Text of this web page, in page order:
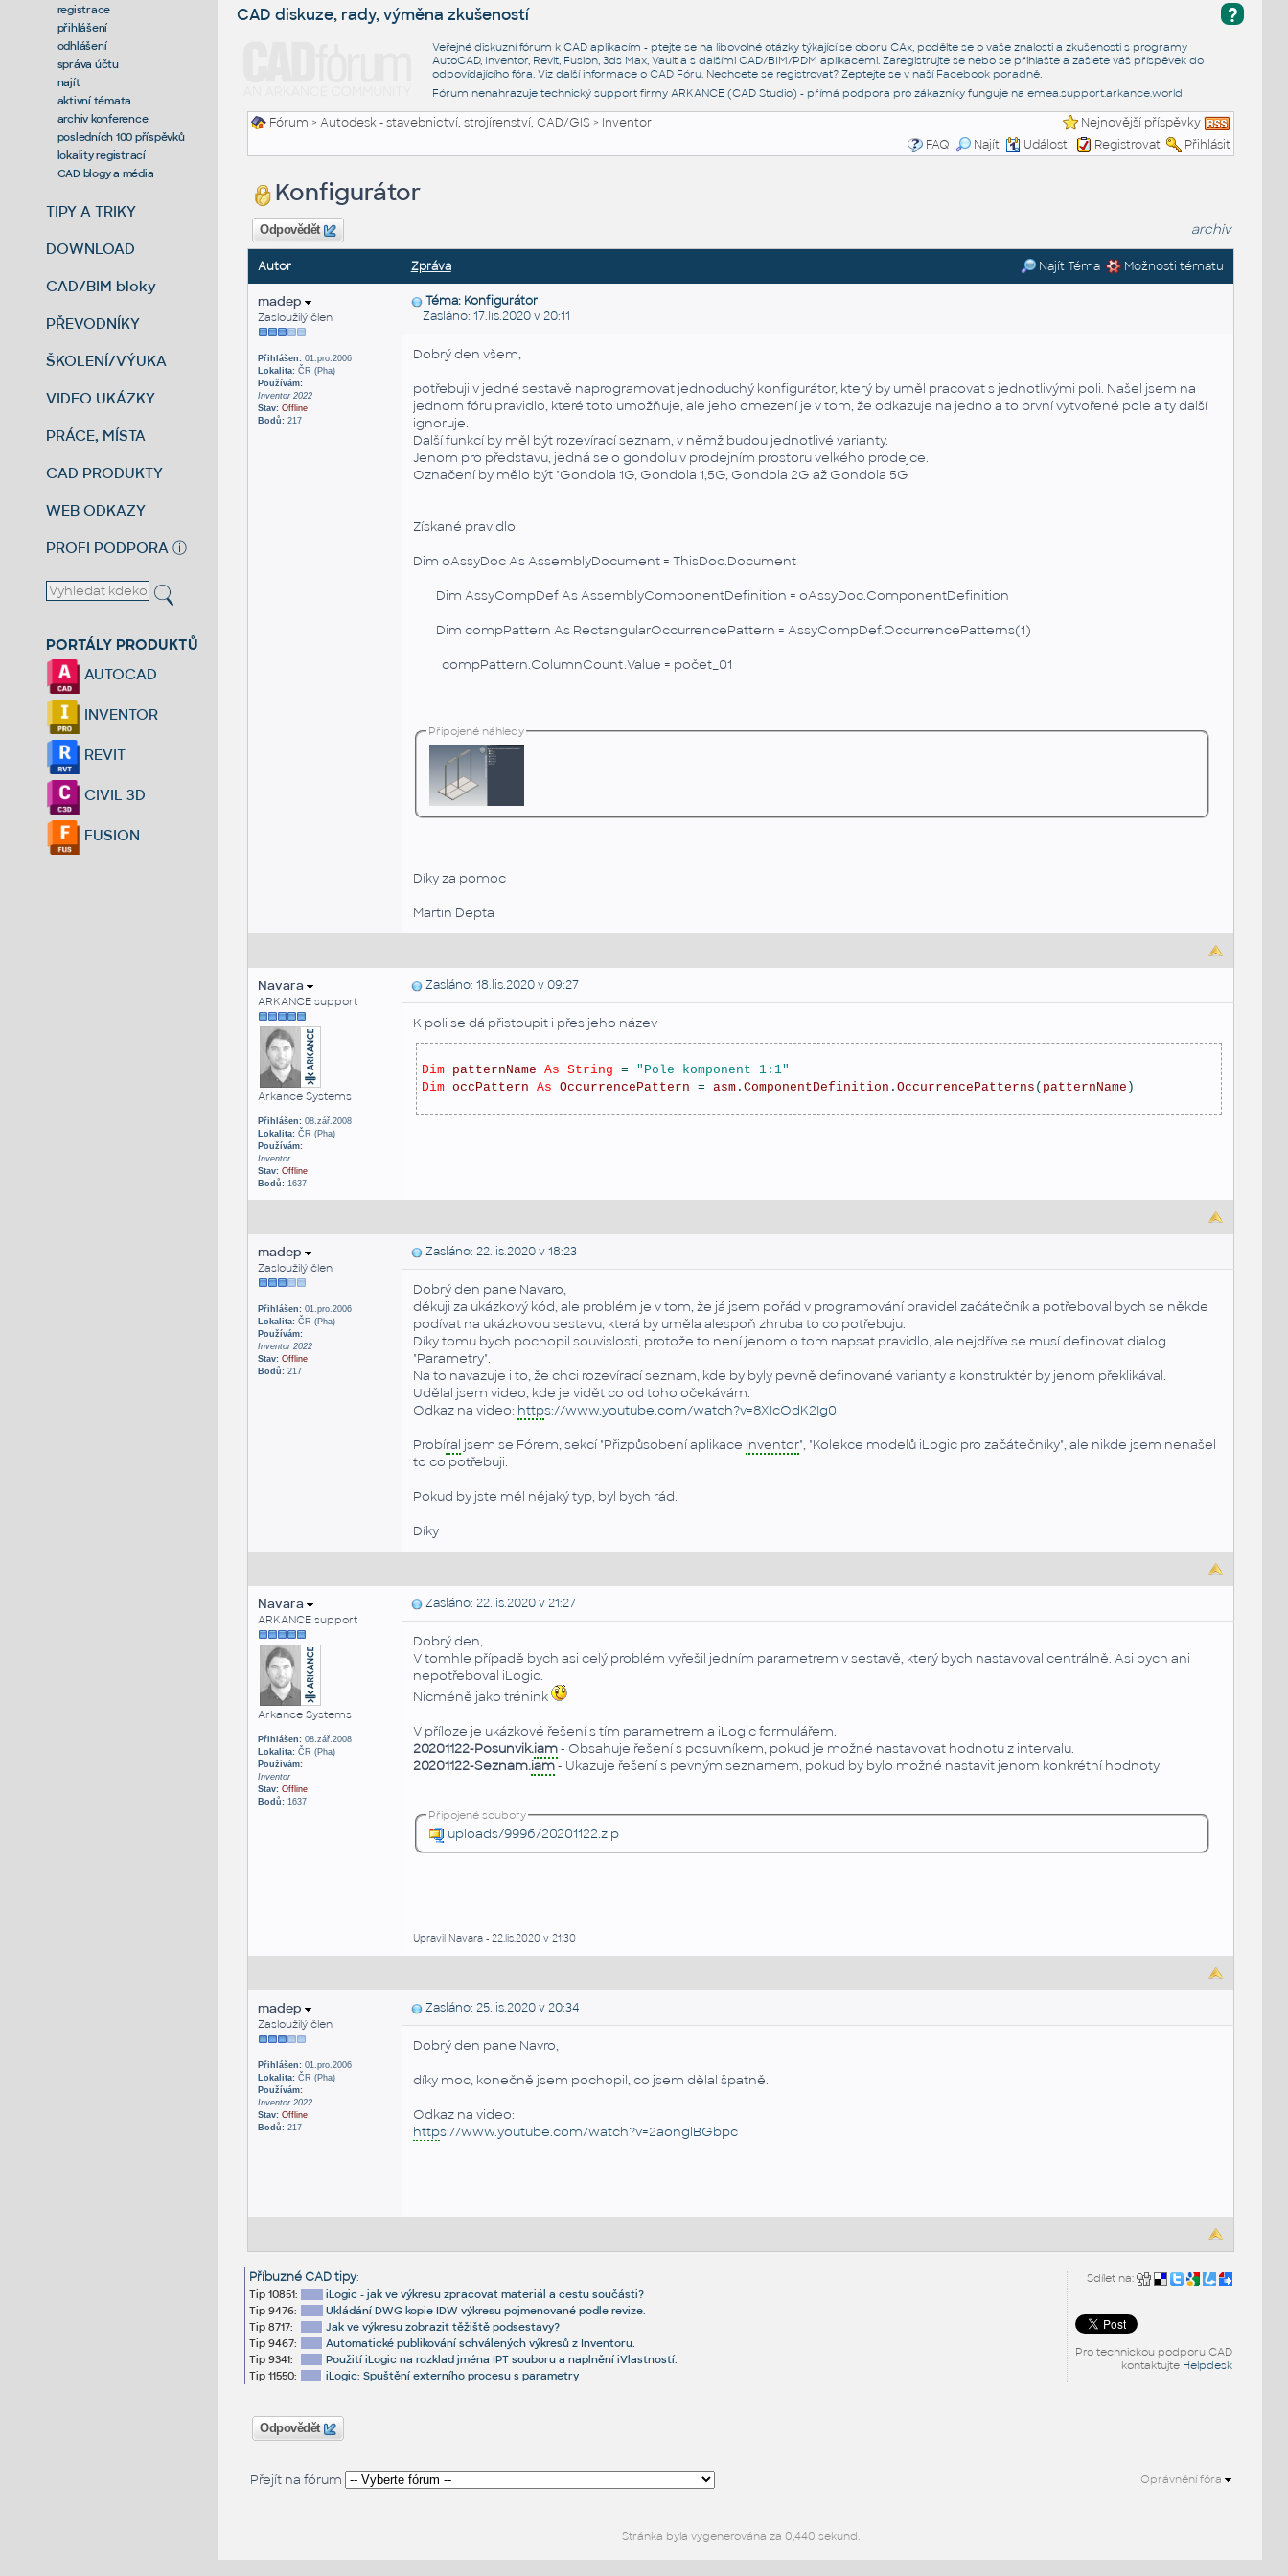
registrace
přihlášení
odhlášení
správa účtu
najít
aktivní témata
archiv konference
posledních 100 příspěvků
lokality registrací
CAD blogy a média
TIPY A TRIKY
DOWNLOAD
CAD/BIM bloky
PŘEVODNÍKY
ŠKOLENÍ/VÝUKA
VIDEO UKÁZKY
PRÁCE, MÍSTA
CAD PRODUKTY
WEB ODKAZY
PROFI PODPORA ⓘ
PORTÁLY PRODUKTŮ
AUTOCAD
INVENTOR
REVIT
CIVIL 3D
FUSION
?
CAD diskuze, rady, výměna zkušeností
Veřejné diskuzní fórum k CAD aplikacím - ptejte se na libovolné otázky týkající se oboru CAx, podělte se o vaše znalosti a zkušenosti s programy
AutoCAD, Inventor, Revit, Fusion, 3ds Max, Vault a s dalšími CAD/BIM/PDM aplikacemi. Zaregistrujte se nebo se přihlašte a zašlete váš příspěvek do
odpovídajícího fóra. Viz další informace o CAD Fóru. Nechcete se registrovat? Zeptejte se v naší Facebook poradně.
Fórum nenahrazuje technický support firmy ARKANCE (CAD Studio) - přímá podpora pro zákazníky funguje na emea.support.arkance.world
Fórum >Autodesk - stavebnictví, strojírenství, CAD/GIS> Inventor
Nejnovější příspěvky
FAQ
Najít Události Registrovat Přihlásit
Konfigurátor
Odpovědět archiv
Autor Zpráva Najít Téma Možnosti tématu
madep
Zasloužilý člen
Přihlášen:01.pro.2006
Lokalita:ČR (Pha)
Používám:
Inventor 2022
Stav: Offline
Bodů:217
Téma: Konfigurátor
Zasláno: 17.lis.2020 v 20:11
Dobrý den všem,
potřebuji v jedné sestavě naprogramovat jednoduchý konfigurátor, který by uměl pracovat s jednotlivými poli. Našel jsem na
jednom fóru pravidlo, které toto umožňuje, ale jeho omezení je v tom, že odkazuje na jedno a to první vytvořené pole a ty další
ignoruje.
Další funkcí by měl být rozevírací seznam, v němž budou jednotlivé varianty.
Jenom pro představu, jedná se o gondolu v prodejním prostoru velkého prodejce.
Označení by mělo být "Gondola 1G, Gondola 1,5G, Gondola 2G až Gondola 5G
Získané pravidlo:
Dim oAssyDoc As AssemblyDocument = ThisDoc.Document
Dim AssyCompDef As AssemblyComponentDefinition = oAssyDoc.ComponentDefinition
Dim compPattern As RectangularOccurrencePattern = AssyCompDef.OccurrencePatterns(1)
compPattern.ColumnCount.Value = počet_01
Připojené náhledy
Díky za pomoc
Martin Depta
Navara
ARKANCE support
Arkance Systems
Přihlášen:08.zář.2008
Lokalita:ČR (Pha)
Používám:
Inventor
Stav: Offline
Bodů:1637
Zasláno: 18.lis.2020 v 09:27
K poli se dá přistoupit i přes jeho název
Dim patternName As String = "Pole komponent 1:1"
Dim occPattern As OccurrencePattern = asm. ComponentDefinition . OccurrencePatterns ( patternName )
madep
Zasloužilý člen
Přihlášen:01.pro.2006
Lokalita:ČR (Pha)
Používám:
Inventor 2022
Stav: Offline
Bodů:217
Zasláno: 22.lis.2020 v 18:23
Dobrý den pane Navaro,
děkuji za ukázkový kód, ale problém je v tom, že já jsem pořád v programování pravidel začátečník a potřeboval bych se někde
podívat na ukázkovou sestavu, která by uměla alespoň zhruba to co potřebuju.
Díky tomu bych pochopil souvislosti, protože to není jenom o tom napsat pravidlo, ale nejdříve se musí definovat dialog
"Parametry".
Na to navazuje i to, že chci rozevírací seznam, kde by byly pevně definované varianty a konstruktér by jenom překlikával.
Udělal jsem video, kde je vidět co od toho očekávám.
Odkaz na video: https://www.youtube.com/watch?v=8XIcOdK2Ig0
Probíral jsem se Fórem, sekcí "Přizpůsobení aplikace Inventor", "Kolekce modelů iLogic pro začátečníky", ale nikde jsem nenašel
to co potřebuji.
Pokud by jste měl nějaký typ, byl bych rád.
Díky
Navara
ARKANCE support
Arkance Systems
Přihlášen:08.zář.2008
Lokalita:ČR (Pha)
Používám:
Inventor
Stav: Offline
Bodů:1637
Zasláno: 22.lis.2020 v 21:27
Dobrý den,
V tomhle případě bych asi celý problém vyřešil jedním parametrem v sestavě, který bych nastavoval centrálně. Asi bych ani
nepotřeboval iLogic.
Nicméně jako trénink
V příloze je ukázkové řešení s tím parametrem a iLogic formulářem.
20201122-Posunvik.iam- Obsahuje řešení s posuvníkem, pokud je možné nastavovat hodnotu z intervalu.
20201122-Seznam.iam- Ukazuje řešení s pevným seznamem, pokud by bylo možné nastavit jenom konkrétní hodnoty
Připojené soubory
uploads/9996/20201122.zip
Upravil Navara - 22.lis.2020 v 21:30
madep
Zasloužilý člen
Přihlášen:01.pro.2006
Lokalita:ČR (Pha)
Používám:
Inventor 2022
Stav: Offline
Bodů:217
Zasláno: 25.lis.2020 v 20:34
Dobrý den pane Navro,
díky moc, konečně jsem pochopil, co jsem dělal špatně.
Odkaz na video:
https://www.youtube.com/watch?v=2aonglBGbpc
Sdílet na:
Pro technickou podporu CAD
kontaktujte Helpdesk
Příbuzné CAD tipy:
Tip 10851:
iLogic - jak ve výkresu zpracovat materiál a cestu součásti?
Tip 9476:
Ukládání DWG kopie IDW výkresu pojmenované podle revize.
Tip 8717:
Jak ve výkresu zobrazit těžiště podsestavy?
Tip 9467:
Automatické publikování schválených výkresů z Inventoru.
Tip 9341:
Použití iLogic na rozklad jména IPT souboru a naplnění iVlastností.
Tip 11550:
iLogic: Spuštění externího procesu s parametry
Odpovědět
Přejít na fórum Oprávnění fóra
Stránka byla vygenerována za 0,440 sekund.